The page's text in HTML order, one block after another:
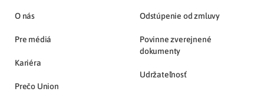
O nás
Pre médiá
Kariéra
Prečo Union
Odstúpenie od zmluvy
Povinne zverejnené
dokumenty
Udržateľnosť